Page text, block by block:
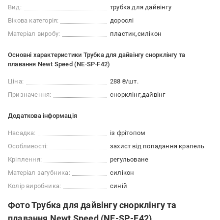
Вид:
трубка для дайвінгу
Вікова категорія:
дорослі
Матеріал виробу:
пластик силікон
Основні характеристики Трубка для дайвінгу снорклінгу та
плавання Newt Speed (NE-SP-F42)
Ціна:
288 ₴/шт.
Призначення:
снорклінг дайвінг
Додаткова інформація
Насадка:
із фрітопом
Особливості:
захист від попадання крапель
Кріплення:
регульоване
Матеріал загубника:
силікон
Колір виробника:
синій
Фото Трубка для дайвінгу снорклінгу та